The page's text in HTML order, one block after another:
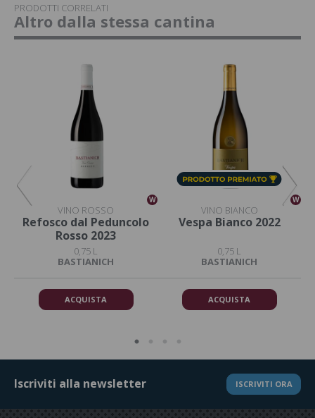
PRODOTTI CORRELATI
Altro dalla stessa cantina
W
VINO ROSSO
Refosco dal Peduncolo
Rosso 2023
0,75 L
BASTIANICH
ACQUISTA
W
VINO BIANCO
Vespa Bianco 2022
0,75 L
BASTIANICH
ACQUISTA
Iscriviti alla newsletter ISCRIVITI ORA